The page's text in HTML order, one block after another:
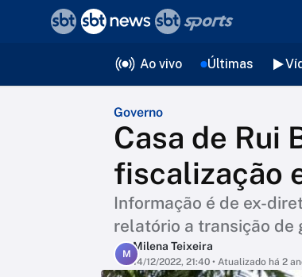
Ao vivo Últimas
Governo
Casa de Rui
fiscalização
Informação é de ex-
relatório a transição de
M
Milena Teixeira
14/12/2022, 21:40 • Atualizado há 2
voltar
Editorias